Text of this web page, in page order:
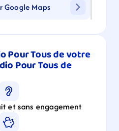
Google Maps
Pour Tous de votre
Pour Tous de
et sans engagement